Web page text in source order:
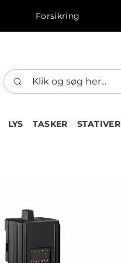
Forsikring
LYS TASKER STATIVER